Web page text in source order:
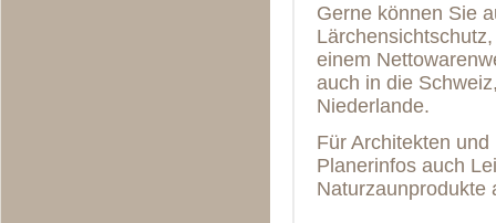
Gerne können Sie
einem
auch in die
Niederlande.
Für Architekten
Planerinfos auch
Naturzaunprodukte